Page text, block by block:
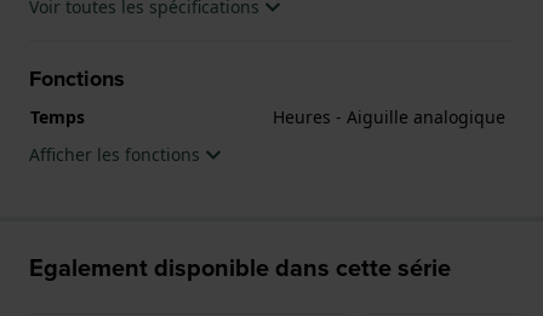
Voir toutes les spécifications
Fonctions
Temps
Heures - Aiguille analogique
Afficher les fonctions
Egalement disponible dans cette série